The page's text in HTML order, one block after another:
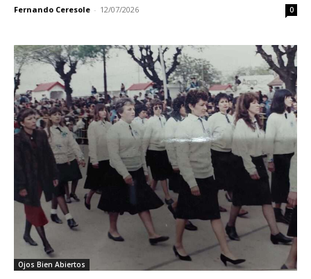
Fernando Ceresole - 12/07/2026 0
Ojos Bien Abiertos